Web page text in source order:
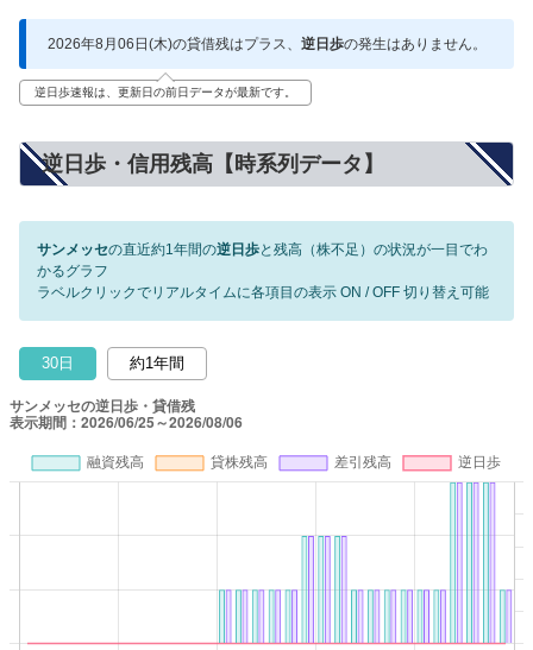
2026年8月06日(木)の貸借残はプラス、 逆日歩の発生はありません。
逆日歩速報は、更新日の前日データが最新です。
逆日歩・信用残高【時系列データ】
サンメッセの直近約1年間の逆日歩と残高（株不足）の状況が一目でわ
かるグラフ
ラベルクリックでリアルタイムに各項目の表示 ON / OFF 切り替え可能
30日 約1年間